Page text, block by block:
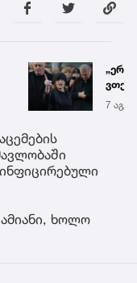
ნია
7 აგვ
ხოლო